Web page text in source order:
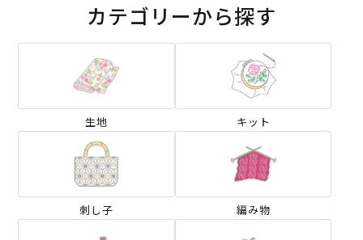
カテゴリーから探す
生地 キット
刺し子 編み物